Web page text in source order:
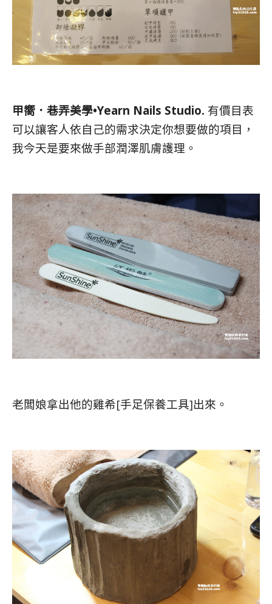
甲嚮．巷弄美學•Yearn Nails Studio. 有價目表
可以讓客人依自己的需求決定你想要做的項目，
我今天是要來做手部潤澤肌膚護理。
老闆娘拿出他的雞希[手足保養工具]出來。